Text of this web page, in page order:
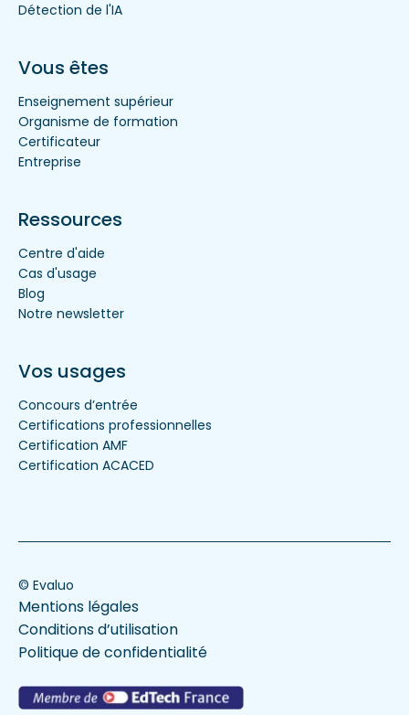
Détection de l'IA
Vous êtes
Enseignement supérieur
Organisme de formation
Certificateur
Entreprise
Ressources
Centre d'aide
Cas d'usage
Blog
Notre newsletter
Vos usages
Concours d’entrée
Certifications professionnelles
Certification AMF
Certification ACACED
© Evaluo
Mentions légales
Conditions d’utilisation
Politique de confidentialité